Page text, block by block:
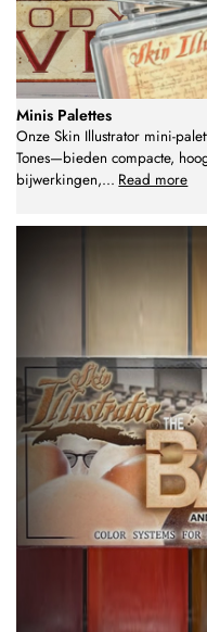
Minis Palettes
Onze Skin Illustrator mini-
Tones—bieden compacte,
bijwerkingen,... Read more